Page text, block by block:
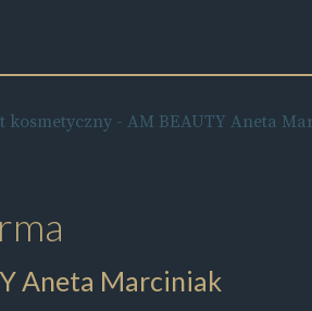
kosmetyczny - AM BEAUTY Aneta
Aneta Marciniak